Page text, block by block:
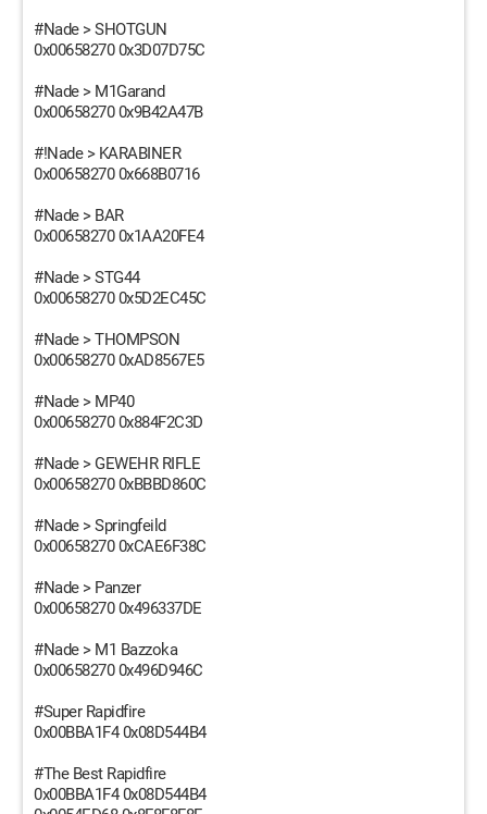
#Nade > SHOTGUN
0x00658270 0x3D07D75C
#Nade > M1Garand
0x00658270 0x9B42A47B
#!Nade > KARABINER
0x00658270 0x668B0716
#Nade > BAR
0x00658270 0x1AA20FE4
#Nade > STG44
0x00658270 0x5D2EC45C
#Nade > THOMPSON
0x00658270 0xAD8567E5
#Nade > MP40
0x00658270 0x884F2C3D
#Nade > GEWEHR RIFLE
0x00658270 0xBBBD860C
#Nade > Springfeild
0x00658270 0xCAE6F38C
#Nade > Panzer
0x00658270 0x496337DE
#Nade > M1 Bazzoka
0x00658270 0x496D946C
#Super Rapidfire
0x00BBA1F4 0x08D544B4
#The Best Rapidfire
0x00BBA1F4 0x08D544B4